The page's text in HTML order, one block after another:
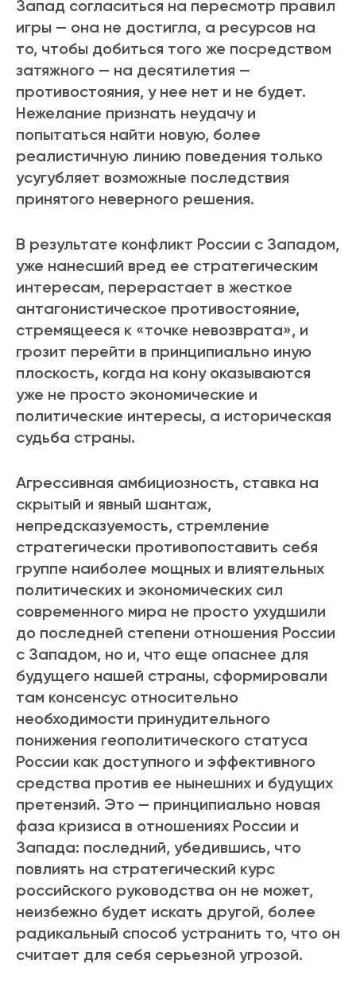
Запад согласиться на пересмотр правил
игры — она не достигла, а ресурсов на
то, чтобы добиться того же посредством
затяжного — на десятилетия —
противостояния, у нее нет и не будет.
Нежелание признать неудачу и
попытаться найти новую, более
реалистичную линию поведения только
усугубляет возможные последствия
принятого неверного решения.
В результате конфликт России с Западом,
уже нанесший вред ее стратегическим
интересам, перерастает в жесткое
антагонистическое противостояние,
стремящееся к «точке невозврата», и
грозит перейти в принципиально иную
плоскость, когда на кону оказываются
уже не просто экономические и
политические интересы, а историческая
судьба страны.
Агрессивная амбициозность, ставка на
скрытый и явный шантаж,
непредсказуемость, стремление
стратегически противопоставить себя
группе наиболее мощных и влиятельных
политических и экономических сил
современного мира не просто ухудшили
до последней степени отношения России
с Западом, но и, что еще опаснее для
будущего нашей страны, сформировали
там консенсус относительно
необходимости принудительного
понижения геополитического статуса
России как доступного и эффективного
средства против ее нынешних и будущих
претензий. Это — принципиально новая
фаза кризиса в отношениях России и
Запада: последний, убедившись, что
повлиять на стратегический курс
российского руководства он не может,
неизбежно будет искать другой, более
радикальный способ устранить то, что он
считает для себя серьезной угрозой.